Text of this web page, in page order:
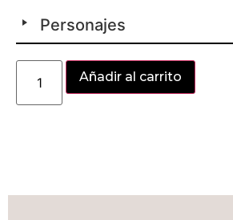
Personajes
Añadir al carrito